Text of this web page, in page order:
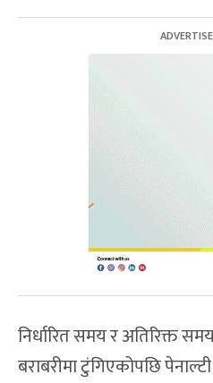
निर्धारित समय र अतिरिक्त
बराबरीमा टुंगिएकोपछि